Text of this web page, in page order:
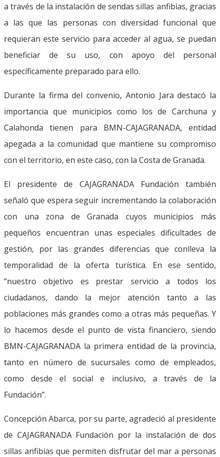
a través de la instalación de sendas sillas anfibias, gracias
a las que las personas con diversidad funcional que
requieran este servicio para acceder al agua, se puedan
beneficiar de su uso, con apoyo del personal
específicamente preparado para ello.
Durante la firma del convenio, Antonio Jara destacó la
importancia que municipios como los de Carchuna y
Calahonda tienen para BMN-CAJAGRANADA, entidad
apegada a la comunidad que mantiene su compromiso
con el territorio, en este caso, con la Costa de Granada.
El presidente de CAJAGRANADA Fundación también
señaló que espera seguir incrementando la colaboración
con una zona de Granada cuyos municipios más
pequeños encuentran unas especiales dificultades de
gestión, por las grandes diferencias que conlleva la
temporalidad de la oferta turística. En ese sentido,
“nuestro objetivo es prestar servicio a todos los
ciudadanos, dando la mejor atención tanto a las
poblaciones más grandes como a otras más pequeñas. Y
lo hacemos desde el punto de vista financiero, siendo
BMN-CAJAGRANADA la primera entidad de la provincia,
tanto en número de sucursales como de empleados,
como desde el social e inclusivo, a través de la
Fundación”.
Concepción Abarca, por su parte, agradeció al presidente
de CAJAGRANADA Fundación por la instalación de dos
sillas anfibias que permiten disfrutar del mar a personas